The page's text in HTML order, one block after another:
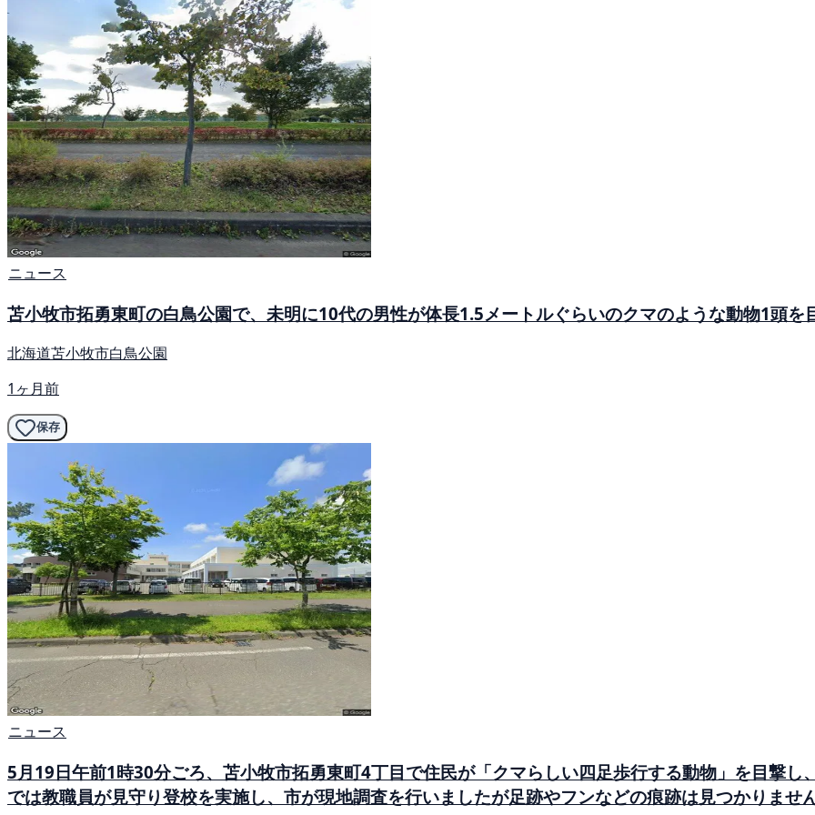
ニュース
苫小牧市拓勇東町の白鳥公園で、未明に10代の男性が体長1.5メートルぐらいのクマのような動物1頭を
北海道苫小牧市白鳥公園
1ヶ月前
保存
ニュース
5月19日午前1時30分ごろ、苫小牧市拓勇東町4丁目で住民が「クマらしい四足歩行する動物」を目撃
では教職員が見守り登校を実施し、市が現地調査を行いましたが足跡やフンなどの痕跡は見つかりません